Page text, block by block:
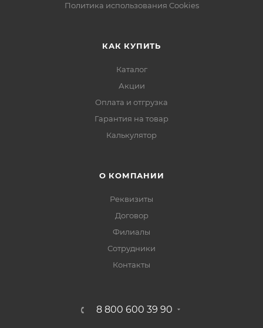
Политика использования Cookies
КАК КУПИТЬ
Каталог
Акции
Оплата и отгрузка
Гарантия на товар
Калькулятор
О КОМПАНИИ
Реквизиты
Договор
Филиалы
Сотрудники
Контакты
8 800 600 39 90